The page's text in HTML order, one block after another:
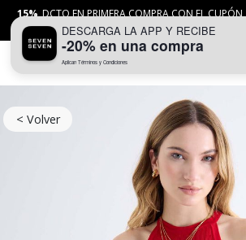
15% DCTO EN PRIMERA COMPRA CON EL CUPÓN
APLICANTYC
< Volver
DESCARGA LA APP Y RECIBE
-20% en una compra
Aplican Términos y Condiciones